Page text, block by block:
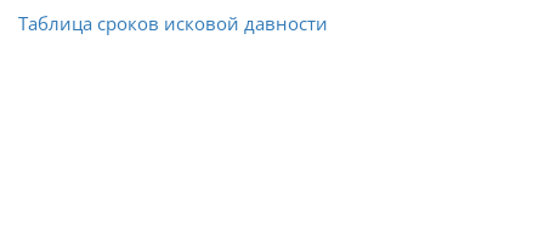
Таблица сроков исковой давности